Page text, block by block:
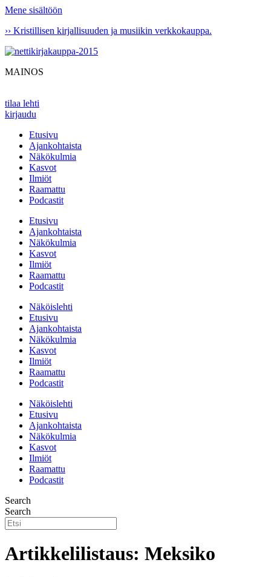
Mene sisältöön
›› Kristillisen kirjallisuuden ja musiikin verkkokauppa.
MAINOS
tilaa lehti
kirjaudu
Etusivu
Ajankohtaista
Näkökulmia
Kasvot
Ilmiöt
Raamattu
Podcastit
Etusivu
Ajankohtaista
Näkökulmia
Kasvot
Ilmiöt
Raamattu
Podcastit
Näköislehti
Etusivu
Ajankohtaista
Näkökulmia
Kasvot
Ilmiöt
Raamattu
Podcastit
Näköislehti
Etusivu
Ajankohtaista
Näkökulmia
Kasvot
Ilmiöt
Raamattu
Podcastit
Search
Search
Artikkelilistaus: Meksiko